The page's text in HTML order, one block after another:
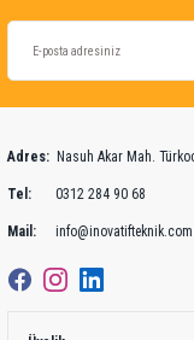
Adres: Nasuh Akar Mah.
Tel: 0312 284 90 68
Mail: info@inovatifteknik.com